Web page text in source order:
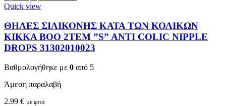
Quick view
ΘΗΛΕΣ ΣΙΛΙΚΟΝΗΣ ΚΑΤΑ ΤΩΝ ΚΟΛΙΚΩΝ
KIKKA BOO 2TEM ”S” ANTI COLIC NIPPLE
DROPS 31302010023
Βαθμολογήθηκε με 0 από 5
Άμεση παραλαβή
2.99 € με φπα